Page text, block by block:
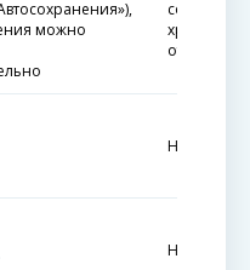
можно
со
хранения
отчетов
Нет
Нет